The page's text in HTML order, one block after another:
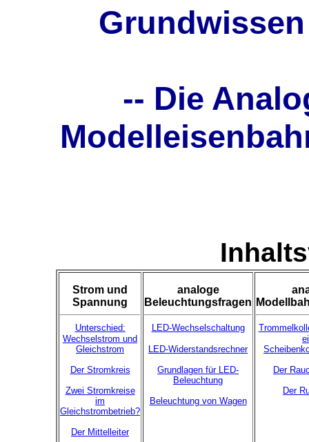
-- Die
Strom und
Spannung
Unterschied:
Wechselstrom und
Gleichstrom
Der Stromkreis
Zwei Stromkreise
im
Gleichstrombetrieb?
Der Mittelleiter
analoge
Beleuchtungsfragen
LED-Wechselschaltung
LED-Widerstandsrechner
Grundlagen für LED-
Beleuchtung
Beleuchtung von Wagen
Der
Der